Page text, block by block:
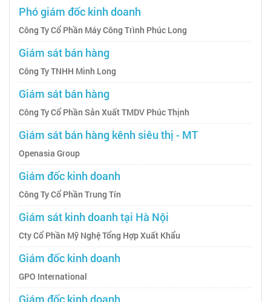
Phó giám đốc kinh doanh
Công Ty Cổ Phần Máy Công Trình Phúc Long
Giám sát bán hàng
Công Ty TNHH Minh Long
Giám sát bán hàng
Công Ty Cổ Phần Sản Xuất TMDV Phúc Thịnh
Giám sát bán hàng kênh siêu thị - MT
Openasia Group
Giám đốc kinh doanh
Công Ty Cổ Phần Trung Tín
Giám sát kinh doanh tại Hà Nội
Cty Cổ Phần Mỹ Nghệ Tổng Hợp Xuất Khẩu
Giám đốc kinh doanh
GPO International
Giám đốc kinh doanh